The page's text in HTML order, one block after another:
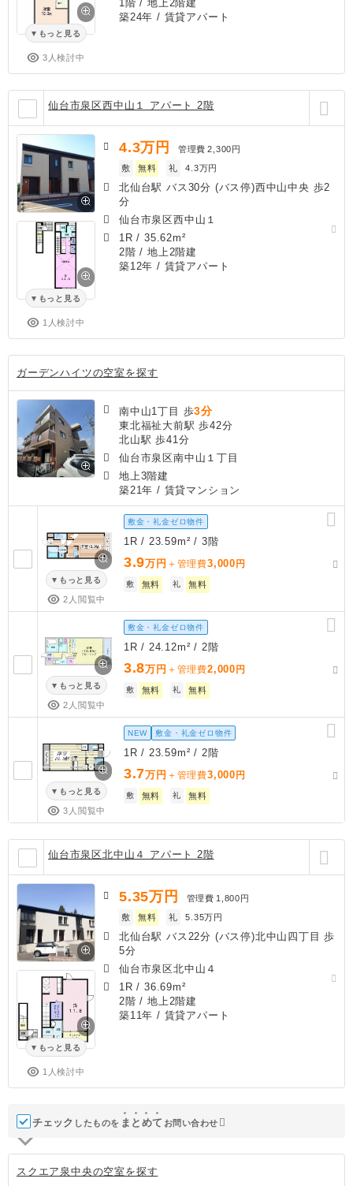
もっと見る
3人検討中
1階 / 地上2階建
築24年 / 賃貸アパート
仙台市泉区西中山１ アパート 2階
もっと見る
1人検討中
4.3万円 管理費 2,300円
敷
無料 礼 4.3万円
北仙台駅 バス30分 (バス停)西中山中央 歩2
分
仙台市泉区西中山１
1R /35.62m²
2階 / 地上2階建
築12年 / 賃貸アパート
ガーデンハイツの空室を探す
南中山1丁目 歩3分
東北福祉大前駅 歩42分
北山駅 歩41分
仙台市泉区南中山１丁目
地上3階建
築21年 / 賃貸マンション
もっと見る
2人閲覧中
敷金・礼金ゼロ物件
1R / 23.59m² / 3階
3.9万円 ＋管理費3,000 円
敷 無料 礼 無料
もっと見る
2人閲覧中
敷金・礼金ゼロ物件
1R / 24.12m² / 2階
3.8万円 ＋管理費2,000 円
敷 無料 礼 無料
もっと見る
3人閲覧中
NEW 敷金・礼金ゼロ物件
1R / 23.59m² / 2階
3.7万円 ＋管理費3,000 円
敷 無料 礼 無料
仙台市泉区北中山４ アパート 2階
もっと見る
1人検討中
5.35万円 管理費 1,800円
敷
無料 礼 5.35万円
北仙台駅 バス22分 (バス停)北中山四丁目 歩
5分
仙台市泉区北中山４
1R /36.69m²
2階 / 地上2階建
築11年 / 賃貸アパート
チェック したものを ま と めて お問い合わせ
スクエア泉中央の空室を探す